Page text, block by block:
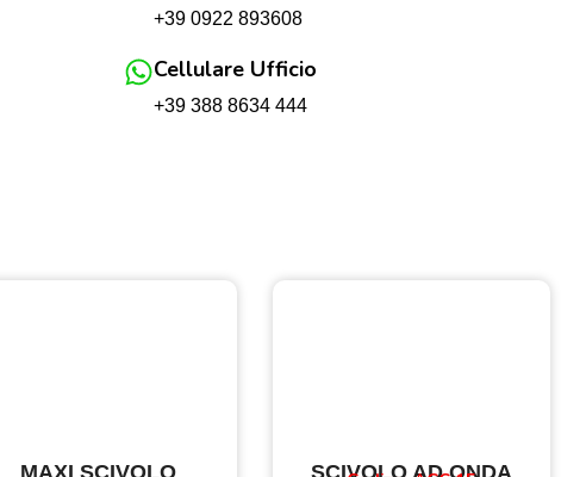
+39 0922 893608
Cellulare Ufficio
+39 388 8634 444
MAXI SCIVOLO
SCIVOLO AD ONDA